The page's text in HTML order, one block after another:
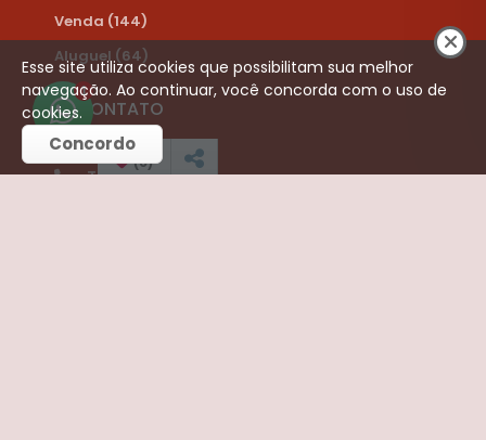
Venda (144)
Aluguel (64)
CONTATO
Telefone:
1
(0)
Esse site utiliza cookies que possibilitam sua melhor
navegação. Ao continuar, você concorda com o uso de
cookies.
Concordo